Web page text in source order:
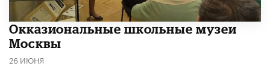
​Окказиональные школьные музеи
Москвы
26 ИЮНЯ